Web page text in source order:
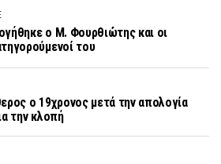
ο Μ. Φουρθιώτης και οι
του
ο 19χρονος μετά την απολογία
την κλοπή